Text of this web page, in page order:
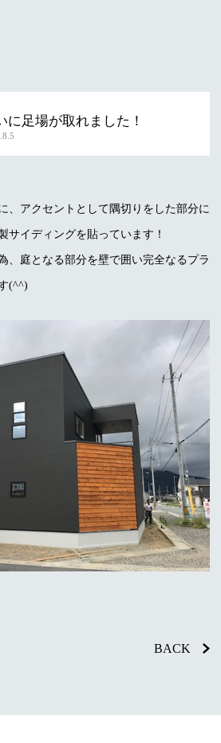
に足場が取れました！
、アクセントとして隅切りをした部分に
サイディングを貼っています！
、庭となる部分を壁で囲い完全なるプラ
(^^)
BACK